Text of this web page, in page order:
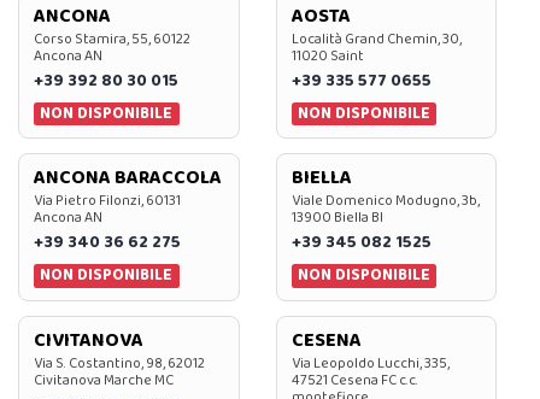
ANCONA
Corso Stamira, 55, 60122
Ancona AN
+39 392 80 30 015
NON DISPONIBILE
AOSTA
Località Grand Chemin, 30,
11020 Saint
+39 335 577 0655
NON DISPONIBILE
ANCONA BARACCOLA
Via Pietro Filonzi, 60131
Ancona AN
+39 340 36 62 275
NON DISPONIBILE
BIELLA
Viale Domenico Modugno, 3b,
13900 Biella BI
+39 345 082 1525
NON DISPONIBILE
CIVITANOVA
Via S. Costantino, 98, 62012
Civitanova Marche MC
CESENA
Via Leopoldo Lucchi, 335,
47521 Cesena FC c.c.